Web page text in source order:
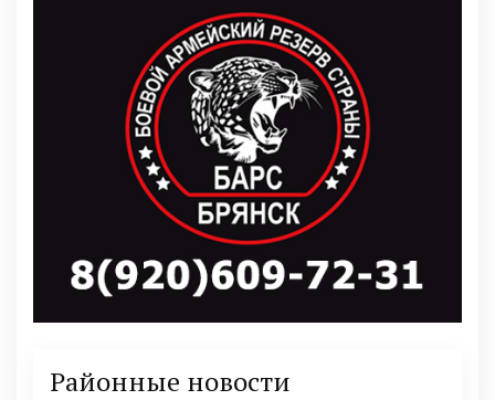
Районные новости